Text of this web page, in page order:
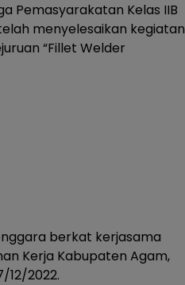
Pemasyarakatan Kelas IIB
menyelesaikan kegiatan
“Fillet Welder
berkat kerjasama
Kerja Kabupaten Agam,
12/2022.